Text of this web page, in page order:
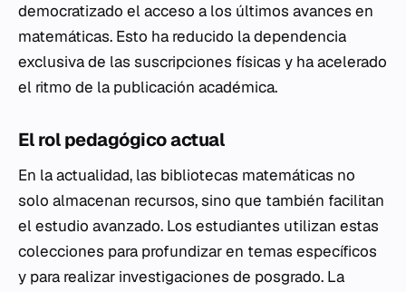
democratizado el acceso a los últimos avances en
matemáticas. Esto ha reducido la dependencia
exclusiva de las suscripciones físicas y ha acelerado
el ritmo de la publicación académica.
El rol pedagógico actual
En la actualidad, las bibliotecas matemáticas no
solo almacenan recursos, sino que también facilitan
el estudio avanzado. Los estudiantes utilizan estas
colecciones para profundizar en temas específicos
y para realizar investigaciones de posgrado. La